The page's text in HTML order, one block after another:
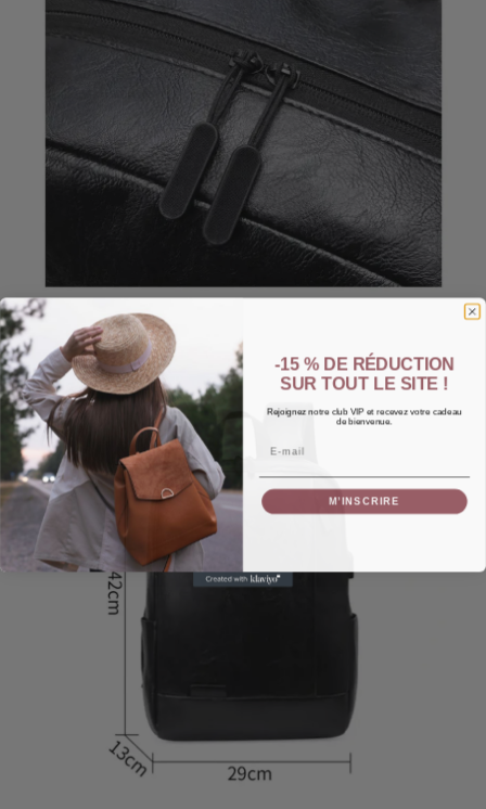
-15 % DE RÉDUCTION
SUR TOUT LE SITE !
Rejoignez notre club VIP et recevez votre cadeau
de bienvenue.
M’INSCRIRE